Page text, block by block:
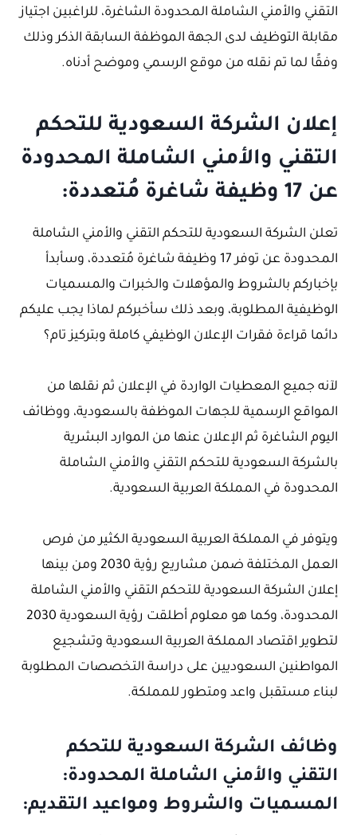
التقني والأمني الشاملة المحدودة الشاغرة، للراغبين اجتياز
مقابلة التوظيف لدى الجهة الموظفة السابقة الذكر وذلك
وفقًا لما تم نقله من موقع الرسمي وموضح أدناه.
إعلان الشركة السعودية للتحكم
التقني والأمني الشاملة المحدودة
عن 17 وظيفة شاغرة مُتعددة:
تعلن الشركة السعودية للتحكم التقني والأمني الشاملة
المحدودة عن توفر 17 وظيفة شاغرة مُتعددة، وسأبدأ
بإخباركم بالشروط والمؤهلات والخبرات والمسميات
الوظيفية المطلوبة، وبعد ذلك سأخبركم لماذا يجب عليكم
دائما قراءة فقرات الإعلان الوظيفي كاملة وبتركيز تام؟
لآنه جميع المعطيات الواردة في الإعلان ثم نقلها من
المواقع الرسمية للجهات الموظفة بالسعودية، ووظائف
اليوم الشاغرة ثم الإعلان عنها من الموارد البشرية
بالشركة السعودية للتحكم التقني والأمني الشاملة
المحدودة في المملكة العربية السعودية.
ويتوفر في المملكة العربية السعودية الكثير من فرص
العمل المختلفة ضمن مشاريع رؤية 2030 ومن بينها
إعلان الشركة السعودية للتحكم التقني والأمني الشاملة
المحدودة، وكما هو معلوم أطلقت رؤية السعودية 2030
لتطوير اقتصاد المملكة العربية السعودية وتشجيع
المواطنين السعوديين على دراسة التخصصات المطلوبة
لبناء مستقبل واعد ومتطور للمملكة.
وظائف الشركة السعودية للتحكم
التقني والأمني الشاملة المحدودة:
المسميات والشروط ومواعيد التقديم: